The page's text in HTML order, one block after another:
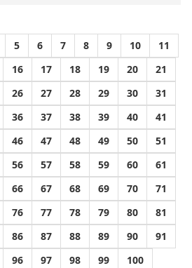
5 6 7 8 9 10
11
16 17 18 19 20
21
26 27 28 29 30
31
36 37 38 39 40
41
46 47 48 49 50
51
56 57 58 59 60
61
66 67 68 69 70
71
76 77 78 79 80
81
86 87 88 89 90
91
96 97 98 99
100